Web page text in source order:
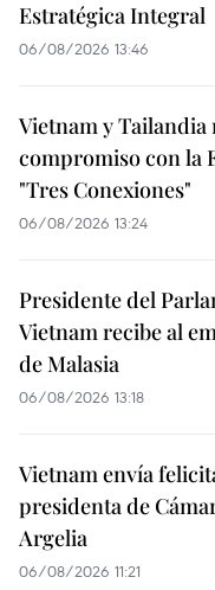
Estratégica Integral
06/08/2026 13:46
Vietnam y
compromiso con la
"Tres Conexiones"
06/08/2026 13:24
Presidente del
Vietnam recibe al
de Malasia
06/08/2026 13:18
Vietnam envía
presidenta de
Argelia
06/08/2026 11:21